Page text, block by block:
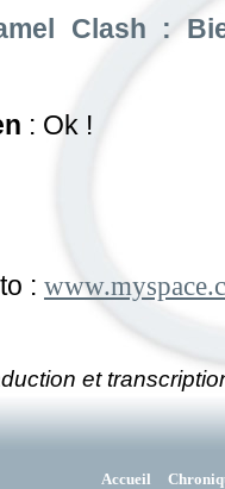
Clash :
: Ok !
:
et
Accueil